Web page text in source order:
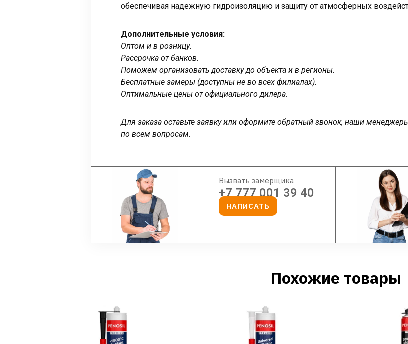
обеспечивая надежную гидроизоляцию и защиту от атмосферных
Дополнительные условия:
Оптом и в розницу.
Рассрочка от банков.
Поможем организовать доставку до объекта и в регионы.
Бесплатные замеры (доступны не во всех филиалах).
Оптимальные цены от официального дилера.
Для заказа оставьте заявку или оформите обратный звонок, наши
по всем вопросам.
Вызвать замерщика
+7 777 001 39 40
НАПИСАТЬ
Похожие товары